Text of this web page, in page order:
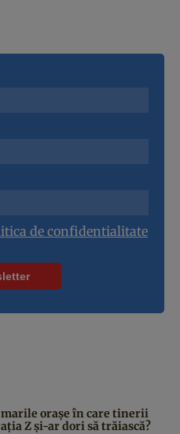
de confidentialitate
marile orașe în care tinerii
Z și-ar dori să trăiască?